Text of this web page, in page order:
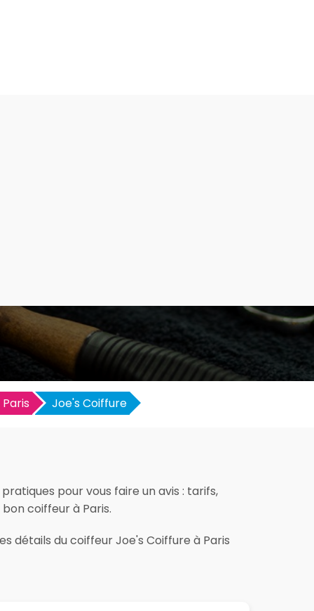
Paris Joe's Coiffure
pour vous faire un avis : tarifs,
coiffeur à Paris.
détails du coiffeur Joe's Coiffure à Paris